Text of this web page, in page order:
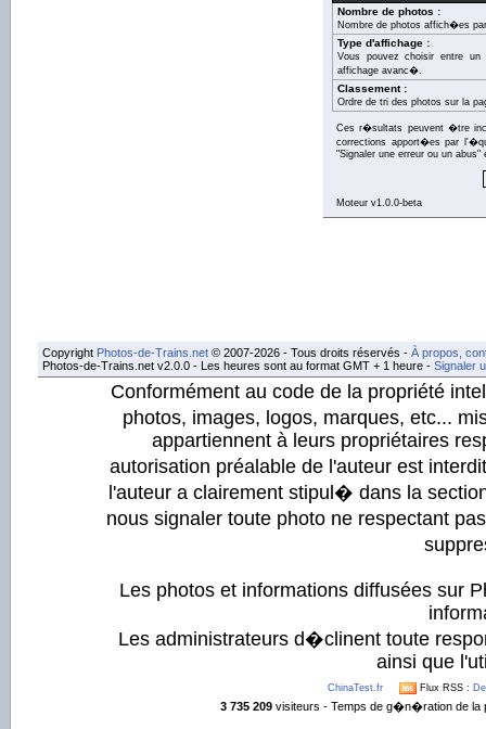
Nombre de photos :
Nombre de photos affich�es
Type d'affichage :
Vous pouvez choisir entre
affichage avanc�.
Classement :
Ordre de tri des photos sur la
Ces r�sultats peuvent �tre
corrections apport�es par
"Signaler une erreur ou un
Moteur v1.0.0-beta
Copyright Photos-de-Trains.net © 2007-2026 - Tous droits réservés - À propos,
Photos-de-Trains.net v2.0.0 - Les heures sont au format GMT + 1 heure - Signaler
Conformément au code de la propriété
photos, images, logos, marques, etc...
appartiennent à leurs propriétaires
autorisation préalable de l'auteur est
l'auteur a clairement stipul� dans la
nous signaler toute photo ne respectant
Les photos et informations diffusées sur
Les administrateurs d�clinent toute
ainsi que
ChinaTest.fr Flux RSS :
3 735 209visiteurs - Temps de g�n�ration de la